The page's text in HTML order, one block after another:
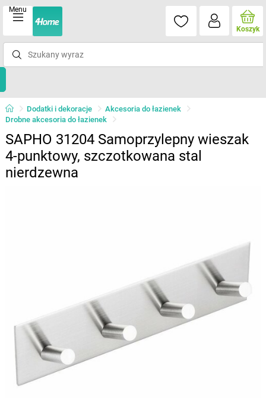
Menu
Koszyk
Dodatki i dekoracje
Akcesoria do łazienek
Drobne akcesoria do łazienek
SAPHO 31204 Samoprzylepny wieszak
4-punktowy, szczotkowana stal
nierdzewna